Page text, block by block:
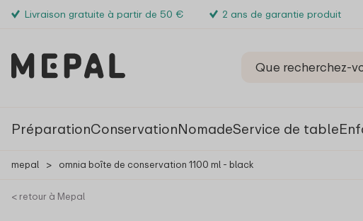
Livraison gratuite à partir de 50 € 2 ans de garantie produit
PréparationConservationNomadeService de table
mepal > omnia boîte de conservation 1100 ml - black
< retour à Mepal